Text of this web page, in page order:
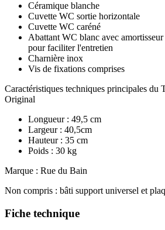
Céramique blanche
Cuvette WC sortie horizontale
Cuvette WC caréné
Abattant WC blanc avec
pour faciliter l'entretien
Charnière inox
Vis de fixations comprises
Caractéristiques techniques principales du
Original
Longueur : 49,5 cm
Largeur : 40,5cm
Hauteur : 35 cm
Poids : 30 kg
Marque : Rue du Bain
Non compris : bâti support universel et
Fiche technique